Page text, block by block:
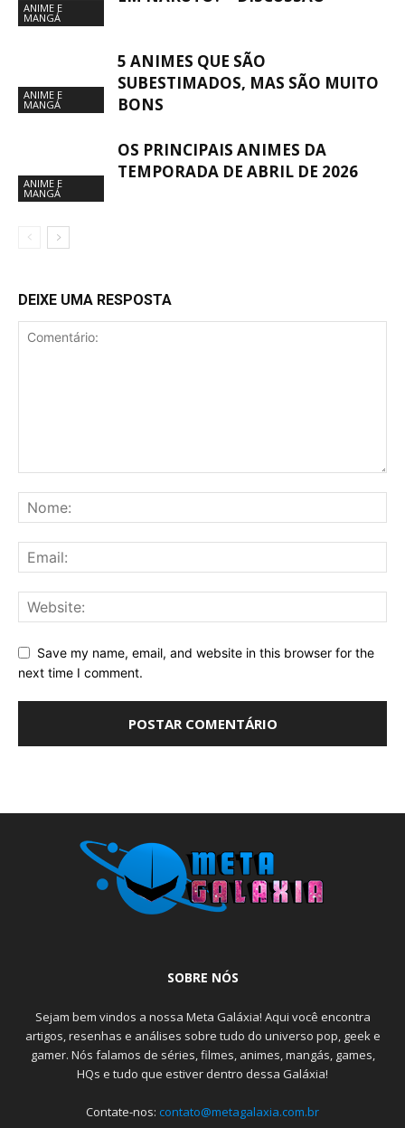
ANIME E
MANGÁ
ANIME E
MANGÁ
5 ANIMES QUE SÃO
SUBESTIMADOS, MAS SÃO MUITO
BONS
ANIME E
MANGÁ
OS PRINCIPAIS ANIMES DA
TEMPORADA DE ABRIL DE 2026
DEIXE UMA RESPOSTA
Save my name, email, and website in this browser for the
next time I comment.
SOBRE NÓS
Sejam bem vindos a nossa Meta Galáxia! Aqui você encontra
artigos, resenhas e análises sobre tudo do universo pop, geek e
gamer. Nós falamos de séries, filmes, animes, mangás, games,
HQs e tudo que estiver dentro dessa Galáxia!
Contate-nos: contato@metagalaxia.com.br